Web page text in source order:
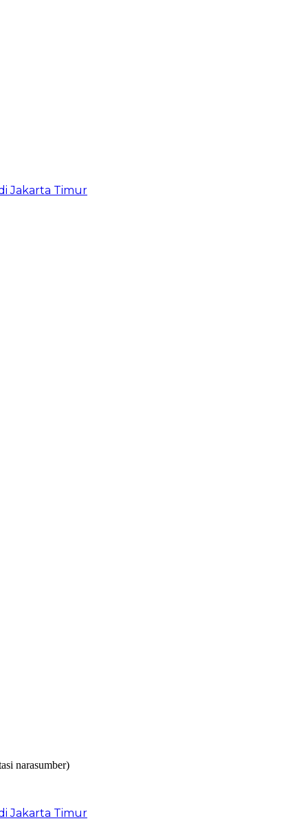
Jakarta Timur
Jakarta Timur